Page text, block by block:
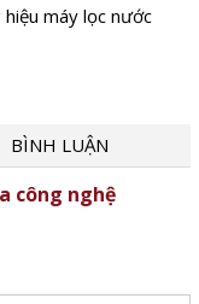
máy lọc nước
BÌNH LUẬN
công nghệ